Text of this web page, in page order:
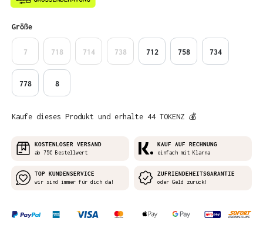
Größeauswählen
7 718 714 738 712 758 734
778 8
Kaufe dieses Produkt und erhalte 44 TOKENZ 💰
KOSTENLOSER VERSAND
ab 75€ Bestellwert
KAUF AUF RECHNUNG
einfach mit Klarna
TOP KUNDENSERVICE
wir sind immer für dich da!
ZUFRIENDEHEITSGARANTIE
oder Geld zurück!